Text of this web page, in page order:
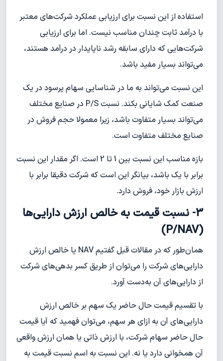
استفاده از این نسبت برای ارزیابی عملکرد شرکت‌های معتبر
با درآمد ثابت چندان مناسب نیست. اما برای ارزیابی
شرکت‌هایی که دارای سابقه رشد ناپایدار در درآمد هستند،
می‌تواند بسیار مفید باشد.
این نسبت می‌تواند به ما در شناسایی سهام پرسود در یک
صنعت کمک شایانی بکند. نسبت P/S در صنایع مختلف
می‌تواند بسیار متفاوت باشد، زیرا معمولا حجم فروش در
صنایع مختلف متفاوت است.
بازه مناسب این نسبت بین 1 تا 2 است. اگر مقدار این نسبت
برابر با یک باشد، بیانگر این است که شرکت دقیقا برابر با
ارزش بازار خود، فروش دارد.
3- نسبت قیمت به خالص ارزش دارایی‌ها
(P/NAV)
همان‌طور که در مقالات قبل گفتیم NAV یا خالص ارزش
دارایی‌های شرکت را می‌توان از طریق کسر بدهی‌های شرکت
از دارایی‌های آن به‌دست آورد.
با تقسیم قیمت حال حاضر یک سهم بر خالص ارزش
دارایی‌های آن به ازای هر سهم، می‌توان فهمید که آیا قیمت
حال حاضر سهام شرکت، با ارزش ذاتی یا همان ارزش واقعی
آن همخوانی دارد یا نه. این نسبت به اسم نسبت قیمت به